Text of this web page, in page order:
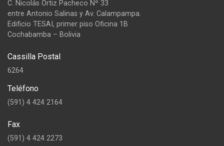
C. Nicolás Ortiz Pacheco Nº 33
entre Antonio Salinas y Av. Calampampa.
Edificio TESAI, primer piso Oficina 1B
Cochabamba – Bolivia
Cassilla Postal
6264
Teléfono
(591) 4 424 2164
Fax
(591) 4 424 2273